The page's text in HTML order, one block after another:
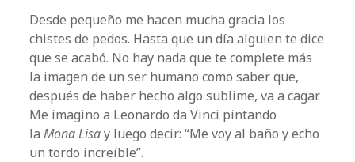
Desde pequeño me hacen mucha gracia los
chistes de pedos. Hasta que un día alguien te dice
que se acabó. No hay nada que te complete más
la imagen de un ser humano como saber que,
después de haber hecho algo sublime, va a cagar.
Me imagino a Leonardo da Vinci pintando
laMona Lisay luego decir: “Me voy al baño y echo
un tordo increíble”.